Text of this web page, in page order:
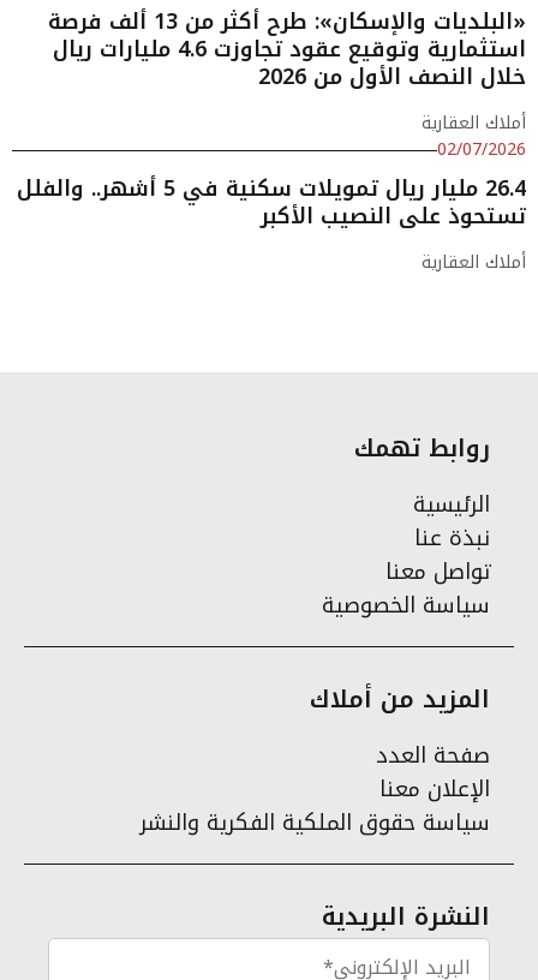
«البلديات والإسكان»: طرح أكثر من 13 ألف فرصة
استثمارية وتوقيع عقود تجاوزت 4.6 مليارات ريال
خلال النصف الأول من 2026
أملاك العقارية
02/07/2026
26.4 مليار ريال تمويلات سكنية في 5 أشهر.. والفلل
تستحوذ على النصيب الأكبر
أملاك العقارية
روابط تهمك
الرئيسية
نبذة عنا
تواصل معنا
سياسة الخصوصية
المزيد من أملاك
صفحة العدد
الإعلان معنا
سياسة حقوق الملكية الفكرية والنشر
النشرة البريدية